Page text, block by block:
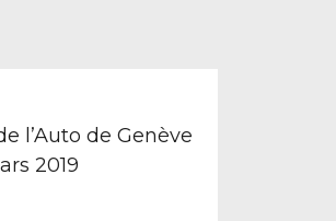
l’Auto de Genève
2019